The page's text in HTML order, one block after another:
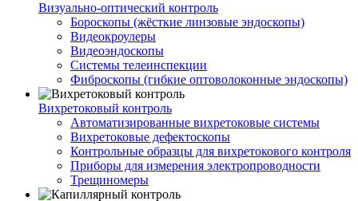
Визуально-оптический контроль
Бороскопы (жёсткие линзовые эндоскопы)
Видеокроулеры
Видеоэндоскопы
Системы телеинспекции
Фиброскопы (гибкие оптоволоконные эндоскопы)
Вихретоковый контроль
Автоматизированные вихретоковые системы
Вихретоковые дефектоскопы
Контрольные образцы для вихретокового контроля
Приборы для измерения электропроводности
Трещиномеры